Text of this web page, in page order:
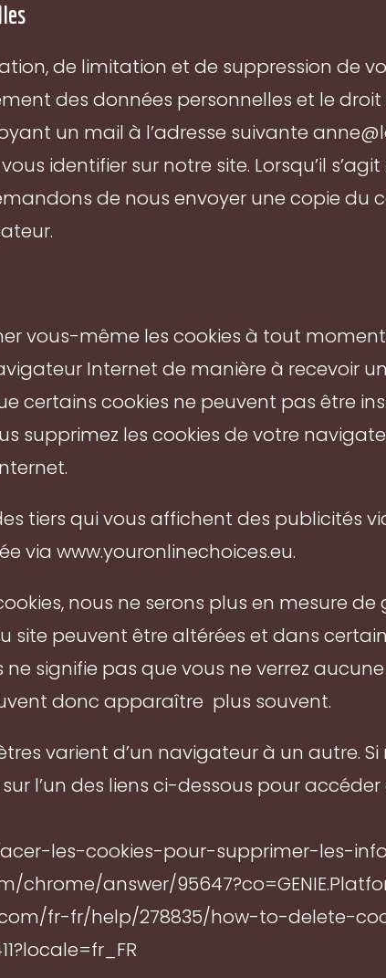
de limitation et de suppression de
des données personnelles et le
un mail à l’adresse suivante
identifier sur notre site. Lorsqu’il
de nous envoyer une copie du
vous-même les cookies à tout
Internet de manière à recevoir
certains cookies ne peuvent pas être
supprimez les cookies de votre
tiers qui vous affichent des publicités
via www.youronlinechoices.eu.
nous ne serons plus en mesure
site peuvent être altérées et dans
signifie pas que vous ne verrez
donc apparaître plus souvent.
varient d’un navigateur à un autre.
l’un des liens ci-dessous pour
les-cookies-pour-supprimer-les-
chrome/answer/
fr-fr/help/278835/how-to-delete-